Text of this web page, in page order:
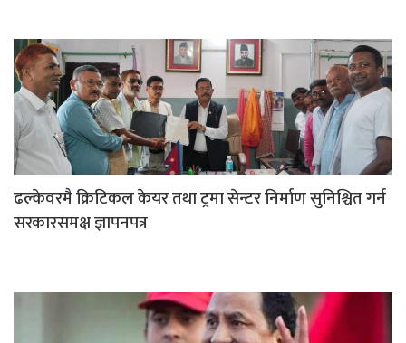
ढल्केवरमै क्रिटिकल केयर तथा ट्रमा सेन्टर निर्माण सुनिश्चित गर्न
सरकारसमक्ष ज्ञापनपत्र